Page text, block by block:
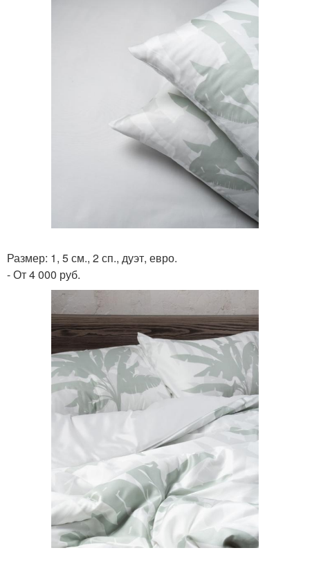
Размер: 1, 5 см., 2 сп., дуэт, евро.
- От 4 000 руб.